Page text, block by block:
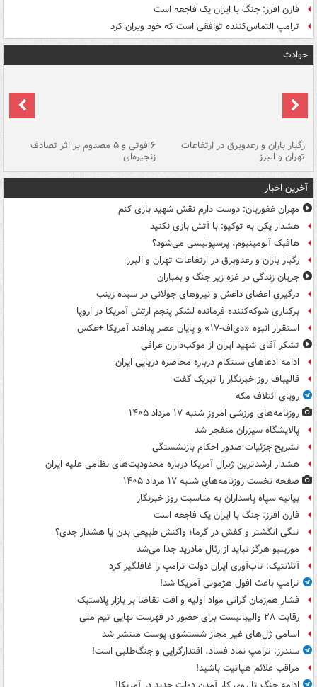
فارن افرز: جنگ با ایران یک فاجعه است
ترامپ التماس‌کننده توافقی است که خود ویران کرد
حوادث
رگبار باران و رعدوبرق در ارتفاعات
تهران و البرز
۶ فوتی و ۵ مصدوم بر اثر تصادف
زنجیره‌ای
آخرین اخبار
مهران غفوریان: دوست دارم نقش شهید بازی کنم
هشدار پکن به توکیو: با آتش بازی نکنید
هافبک آلومینیوم، پرسپولیسی می‌شود؟
رگبار باران و رعدوبرق در ارتفاعات تهران و البرز
جریان زندگی در غزه زیر جنگ و بمباران
درگیری اعضای داعش و نیروهای جولانی در سیده زینب
برکناری شوکه‌کننده فرمانده لشکر پنجم ارتش آمریکا در اروپا
استقرار انبوه «دی‌اف‑۱۷» و پایان عصر پدافند آمریکا +عکس
تشکر آقای شهید ایران از موکب‌داران عراقی
ادامه ادعاهای سنتکام درباره محاصره دریایی ایران
قالیباف روز خبرنگار را تبریک گفت
رویای ائتلاف مکه
روزنامه‌های ورزشی امروز ‌شنبه ۱۷ مرداد ۱۴۰۵
پالایشگاه سیزران منفجر شد
تشریح جزئیات صدور احکام بازنشستگی
هشدار ارشدترین ژنرال آمریکا درباره محدودیت‌های نظامی علیه ایران
صفحه نخست روزنامه‌های شنبه ۱۷ مرداد ۱۴۰۵
بیانیه سپاه پاسداران به مناسبت روز خبرنگار
فارن افرز: جنگ با ایران یک فاجعه است
تنگی انگشتر و کفش در گرما؛ واکنش طبیعی بدن یا هشدار جدی؟
مورینیو هرگز نباید از رئال مادرید جدا می‌شد
آتلانتیک: تاب‌آوری ایران دولت ترامپ را غافلگیر کرد
ترامپ باعث افول هژمونی آمریکا شد!
فشار هم‌زمان گرانی مواد اولیه و افت تقاضا بر بازار پلاستیک
رقابت ۲۸ والیبالیست برای حضور در فهرست نهایی تیم ملی
اسامی ژل‌های غیر مجاز شستشوی پوست منتشر شد
سندرز: ترامپ نماد فساد، اقتدارگرایی و جنگ‌طلبی است!
مراقب علائم هپاتیت باشید!